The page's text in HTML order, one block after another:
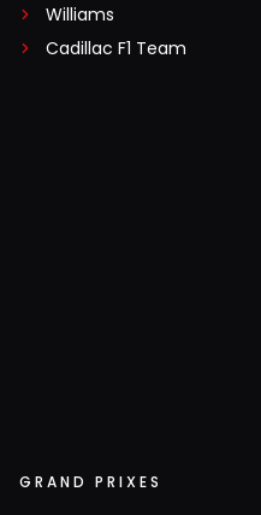
Williams
Cadillac F1 Team
GRAND PRIXES